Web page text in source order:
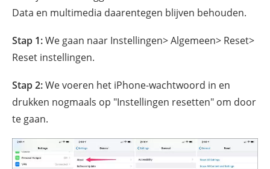
Data en multimedia daarentegen blijven behouden.
Stap 1:We gaan naar Instellingen> Algemeen> Reset>
Reset instellingen.
Stap 2:We voeren het iPhone-wachtwoord in en
drukken nogmaals op "Instellingen resetten" om door
te gaan.